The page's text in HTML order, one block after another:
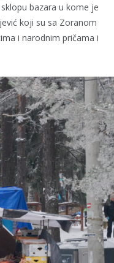
bazara u kome je
koji su sa Zoranom
i narodnim pričama i